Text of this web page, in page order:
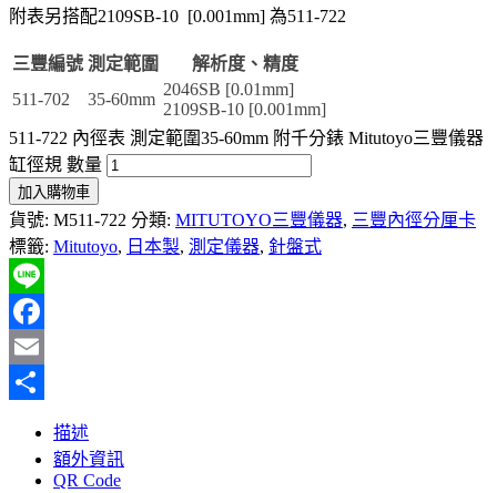
附表另搭配2109SB-10 [0.001mm] 為511-722
三豐編號 測定範圍
解析度、精度
511-702
35-60mm
2046SB [0.01mm]
2109SB-10 [0.001mm]
511-722 內徑表 測定範圍35-60mm 附千分錶 Mitutoyo三豐儀器
缸徑規 數量
加入購物車
貨號: M511-722 分類: MITUTOYO三豐儀器, 三豐內徑分厘卡
標籤: Mitutoyo, 日本製, 測定儀器, 針盤式
Line
Facebook
Email
描述
額外資訊
QR Code